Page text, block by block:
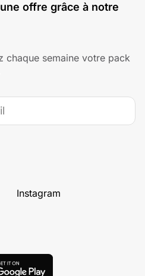
offre grâce à notre
chaque semaine votre pack
Instagram